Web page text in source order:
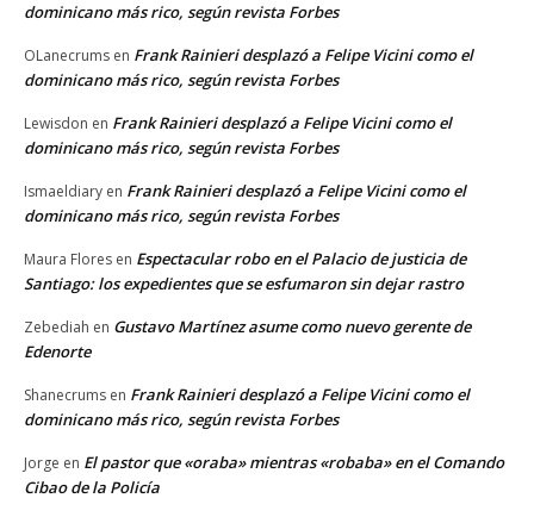
dominicano más rico, según revista Forbes
OLanecrums en Frank Rainieri desplazó a Felipe Vicini como el
dominicano más rico, según revista Forbes
Lewisdon en Frank Rainieri desplazó a Felipe Vicini como el
dominicano más rico, según revista Forbes
Ismaeldiary en Frank Rainieri desplazó a Felipe Vicini como el
dominicano más rico, según revista Forbes
Maura Flores en Espectacular robo en el Palacio de justicia de
Santiago: los expedientes que se esfumaron sin dejar rastro
Zebediah en Gustavo Martínez asume como nuevo gerente de
Edenorte
Shanecrums en Frank Rainieri desplazó a Felipe Vicini como el
dominicano más rico, según revista Forbes
Jorge en El pastor que «oraba» mientras «robaba» en el Comando
Cibao de la Policía